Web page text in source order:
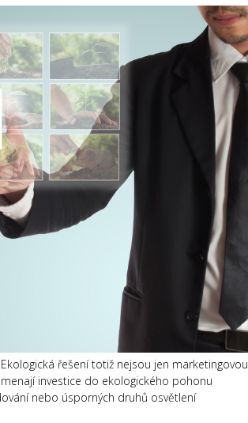
řešení totiž nejsou jen marketingovou
investice do ekologického pohonu
nebo úsporných druhů osvětlení